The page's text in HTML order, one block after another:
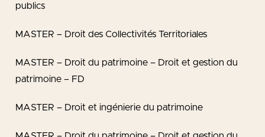
publics
MASTER – Droit des Collectivités Territoriales
MASTER – Droit du patrimoine – Droit et gestion du
patrimoine – FD
MASTER – Droit et ingénierie du patrimoine